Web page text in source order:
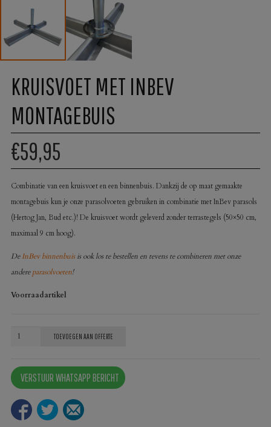
KRUISVOET MET INBEV
MONTAGEBUIS
€59,95
Combinatie van een kruisvoet en een binnenbuis. Dankzij de op maat gemaakte
montagebuis kun je onze parasolvoeten gebruiken in combinatie met InBev parasols
(Hertog Jan, Bud etc.)! De kruisvoet wordt geleverd zonder terrastegels (50×50 cm,
maximaal 9 cm hoog).
DeInBev binnenbuisis ook los te bestellen en tevens te combineren met onze
andereparasolvoeten!
Voorraadartikel
Kruisvoet
InBev
montagebuis
TOEVOEGEN AAN OFFERTE
VERSTUUR WHATSAPP BERICHT